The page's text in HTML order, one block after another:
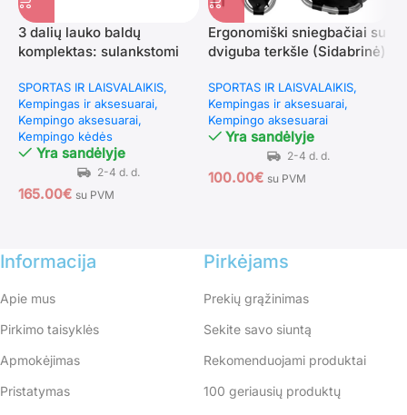
3 dalių lauko baldų
komplektas: sulankstomi
SPORTAS IR LAISVALAIKIS
Kempingas ir aksesuarai
Kempingo aksesuarai
Kempingo kėdės
Yra sandėlyje
165.00€ su PVM
Ergonomiški sniegbačiai su
dviguba terkšle (Sidabrinė)
SPORTAS IR LAISVALAIKIS
Kempingas ir aksesuarai
Kempingo aksesuarai
Yra sandėlyje
100.00€ su PVM
Informacija
Apie mus
Pirkimo taisyklės
Apmokėjimas
Pristatymas
Pirkėjams
Prekių grąžinimas
Sekite savo siuntą
Rekomenduojami produktai
100 geriausių produktų